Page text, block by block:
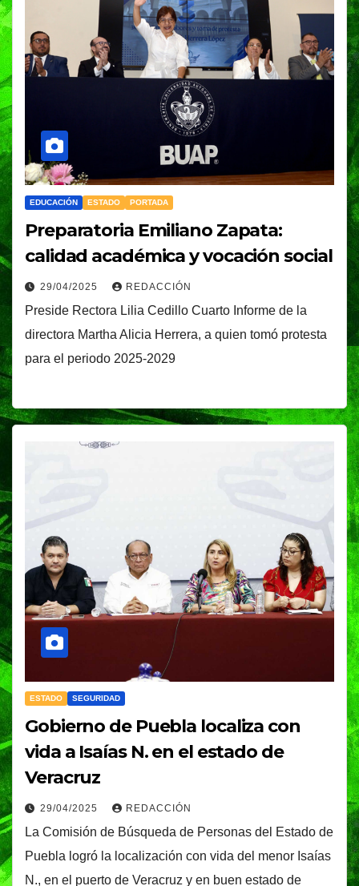
EDUCACIÓN ESTADO PORTADA
Preparatoria Emiliano Zapata:
calidad académica y vocación social
29/04/2025 REDACCIÓN
Preside Rectora Lilia Cedillo Cuarto Informe de la
directora Martha Alicia Herrera, a quien tomó protesta
para el periodo 2025-2029
ESTADO SEGURIDAD
Gobierno de Puebla localiza con
vida a Isaías N. en el estado de
Veracruz
29/04/2025 REDACCIÓN
La Comisión de Búsqueda de Personas del Estado de
Puebla logró la localización con vida del menor Isaías
N., en el puerto de Veracruz y en buen estado de